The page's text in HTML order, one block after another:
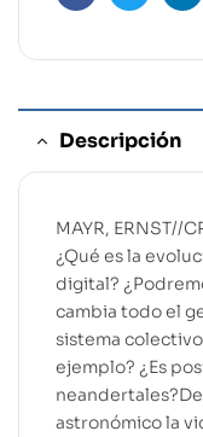
FacebookTwitter
Descripción
MAYR, ERNST//
¿Qué es la
digital?
cambia todo el
sistema
ejemplo? ¿Es
astronómico la